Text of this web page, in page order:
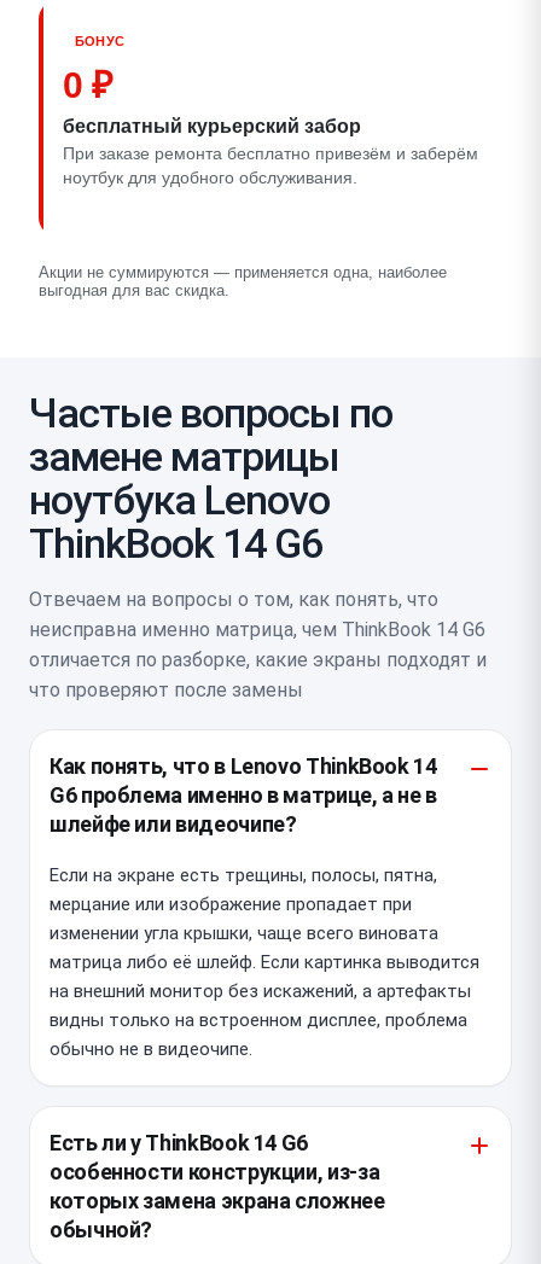
БОНУС
0 ₽
бесплатный курьерский забор
При заказе ремонта бесплатно привезём и заберём
ноутбук для удобного обслуживания.
Акции не суммируются — применяется одна, наиболее
выгодная для вас скидка.
Частые вопросы по
замене матрицы
ноутбука Lenovo
ThinkBook 14 G6
Отвечаем на вопросы о том, как понять, что
неисправна именно матрица, чем ThinkBook 14 G6
отличается по разборке, какие экраны подходят и
что проверяют после замены
Как понять, что в Lenovo ThinkBook 14
G6 проблема именно в матрице, а не в
шлейфе или видеочипе?
Если на экране есть трещины, полосы, пятна,
мерцание или изображение пропадает при
изменении угла крышки, чаще всего виновата
матрица либо её шлейф. Если картинка выводится
на внешний монитор без искажений, а артефакты
видны только на встроенном дисплее, проблема
обычно не в видеочипе.
Есть ли у ThinkBook 14 G6
особенности конструкции, из-за
которых замена экрана сложнее
обычной?